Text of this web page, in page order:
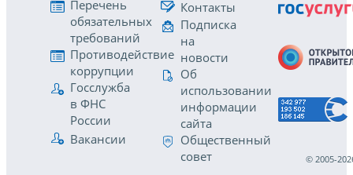
Перечень
обязательных
требований
Противодействие
коррупции
Госслужба
в ФНС
России
Вакансии
Контакты
Подписка
на
новости
Об
использовании
информации
сайта
Общественный
совет
© 2005-